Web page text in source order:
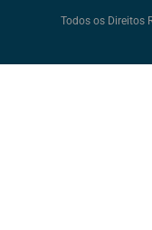
Todos os Direitos